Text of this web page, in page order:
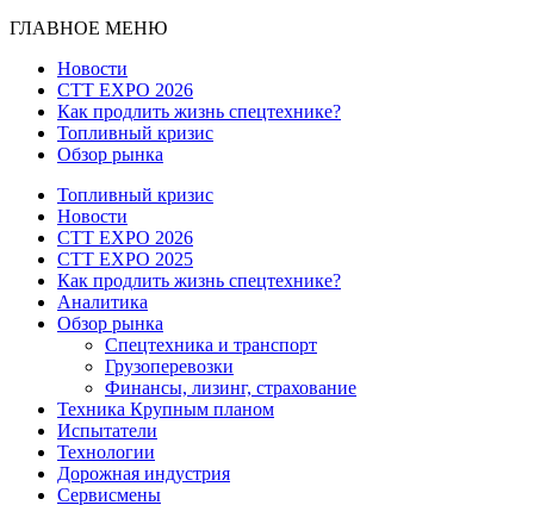
ГЛАВНОЕ МЕНЮ
Новости
CTT EXPO 2026
Как продлить жизнь спецтехнике?
Топливный кризис
Обзор рынка
Топливный кризис
Новости
CTT EXPO 2026
CTT EXPO 2025
Как продлить жизнь спецтехнике?
Аналитика
Обзор рынка
Спецтехника и транспорт
Грузоперевозки
Финансы, лизинг, страхование
Техника Крупным планом
Испытатели
Технологии
Дорожная индустрия
Сервисмены